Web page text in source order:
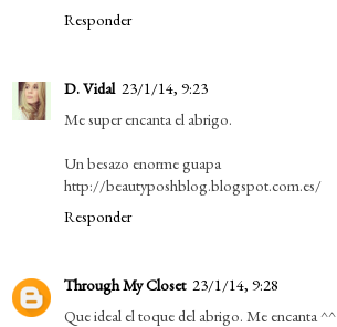
Responder
D. Vidal 23/1/14, 9:23
Me super encanta el abrigo.
Un besazo enorme guapa
http://beautyposhblog.blogspot.com.es/
Responder
Through My Closet 23/1/14, 9:28
Que ideal el toque del abrigo. Me encanta ^^